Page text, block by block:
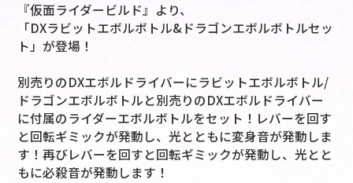
『仮面ライダービルド』より、
「DXラビットエボルボトル&ドラゴンエボルボトルセッ
ト」が登場！
別売りのDXエボルドライバーにラビットエボルボトル/
ドラゴンエボルボトルと別売りのDXエボルドライバー
に付属のライダーエボルボトルをセット！レバーを回す
と回転ギミックが発動し、光とともに変身音が発動しま
す！再びレバーを回すと回転ギミックが発動し、光とと
もに必殺音が発動します！